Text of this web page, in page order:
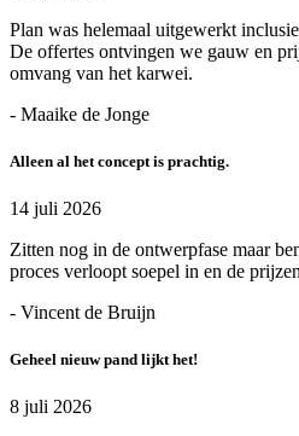
Plan was helemaal uitgewerkt
De offertes ontvingen we gauw en
omvang van het karwei.
- Maaike de Jonge
Alleen al het concept is prachtig.
14 juli 2026
Zitten nog in de ontwerpfase maar
proces verloopt soepel in en de
- Vincent de Bruijn
Geheel nieuw pand lijkt het!
8 juli 2026